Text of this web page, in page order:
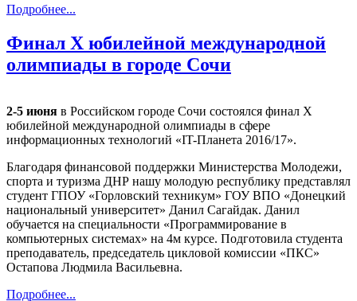
Подробнее...
Финал X юбилейной международной
олимпиады в городе Сочи
2-5 июня в Российском городе Сочи состоялся финал X
юбилейной международной олимпиады в сфере
информационных технологий «IT-Планета 2016/17».
Благодаря финансовой поддержки Министерства Молодежи,
спорта и туризма ДНР нашу молодую республику представлял
студент ГПОУ «Горловский техникум» ГОУ ВПО «Донецкий
национальный университет» Данил Сагайдак. Данил
обучается на специальности «Программирование в
компьютерных системах» на 4м курсе. Подготовила студента
преподаватель, председатель цикловой комиссии «ПКС»
Остапова Людмила Васильевна.
Подробнее...